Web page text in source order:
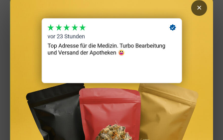
Was sollte eine gute Maschine können?
Eine gute Kaffeemaschine sollte vor allem guten
Kaffee herstellen können. Na klar! Doch was ist noch
wichtig? Zum einen ist die Qualität eines der
Kauf. Außerdem sollte die Auswahl an Funktionen an
deinen Bedarf angepasst sein. Benötigst du lediglich
einen kleinen Energieschub im Home Office oder
möchtest du eine einfache Tasse am Morgen vor der
Arbeit trinken? Dann reicht meist eine
×